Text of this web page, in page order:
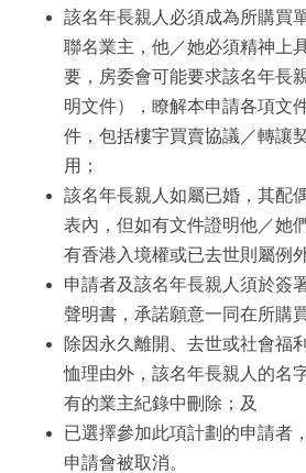
該名年長親人必須成為所購買
聯名業主，他／她必須精神上
要，房委會可能要求該名年長
明文件），瞭解本申請各項文
件，包括樓宇買賣協議／轉讓
用；
該名年長親人如屬已婚，其配
表內，但如有文件證明他／她
有香港入境權或已去世則屬例
申請者及該名年長親人須於簽
聲明書，承諾願意一同在所購
除因永久離開、去世或社會福
恤理由外，該名年長親人的名
有的業主紀錄中刪除；及
已選擇參加此項計劃的申請者
申請會被取消。